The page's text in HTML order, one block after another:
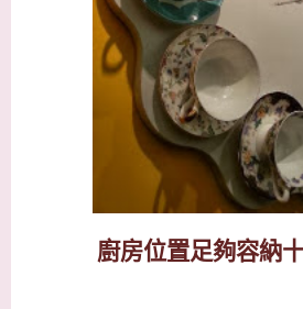
廚房位置足夠容納